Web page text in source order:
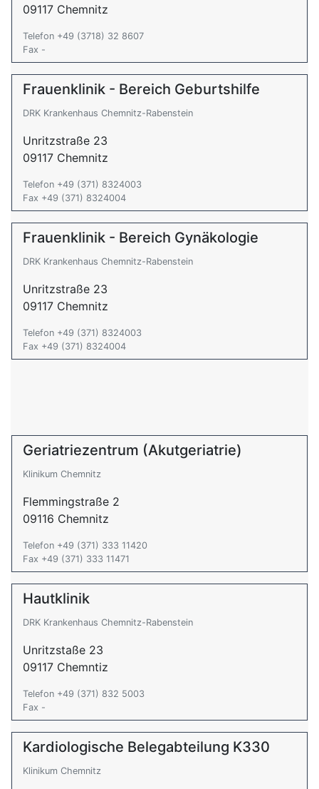
09117 Chemnitz
Telefon +49 (3718) 32 8607
Fax -
Frauenklinik - Bereich Geburtshilfe
DRK Krankenhaus Chemnitz-Rabenstein
Unritzstraße 23
09117 Chemnitz
Telefon +49 (371) 8324003
Fax +49 (371) 8324004
Frauenklinik - Bereich Gynäkologie
DRK Krankenhaus Chemnitz-Rabenstein
Unritzstraße 23
09117 Chemnitz
Telefon +49 (371) 8324003
Fax +49 (371) 8324004
Geriatriezentrum (Akutgeriatrie)
Klinikum Chemnitz
Flemmingstraße 2
09116 Chemnitz
Telefon +49 (371) 333 11420
Fax +49 (371) 333 11471
Hautklinik
DRK Krankenhaus Chemnitz-Rabenstein
Unritzstaße 23
09117 Chemntiz
Telefon +49 (371) 832 5003
Fax -
Kardiologische Belegabteilung K330
Klinikum Chemnitz